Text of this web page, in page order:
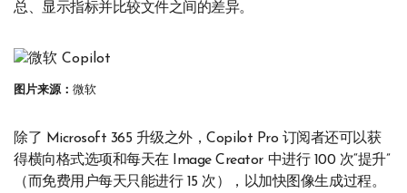
总、显示指标并比较文件之间的差异。
图片来源： 微软
除了 Microsoft 365 升级之外，Copilot Pro 订阅者还可以获
得横向格式选项和每天在 Image Creator 中进行 100 次“提升”
（而免费用户每天只能进行 15 次），以加快图像生成过程。